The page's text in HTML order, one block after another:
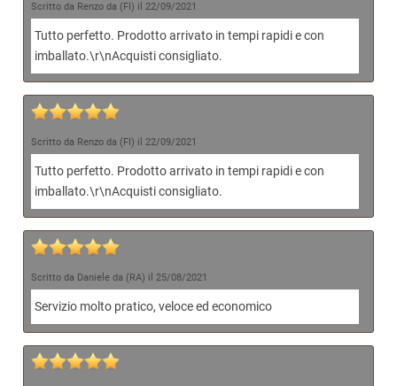
Scritto da Renzo da (FI) il 22/09/2021
Tutto perfetto. Prodotto arrivato in tempi rapidi e con
imballato.\r\nAcquisti consigliato.
Scritto da Renzo da (FI) il 22/09/2021
Tutto perfetto. Prodotto arrivato in tempi rapidi e con
imballato.\r\nAcquisti consigliato.
Scritto da Daniele da (RA) il 25/08/2021
Servizio molto pratico, veloce ed economico